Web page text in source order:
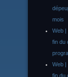
mois
Web |
fin du
Web |
fin du